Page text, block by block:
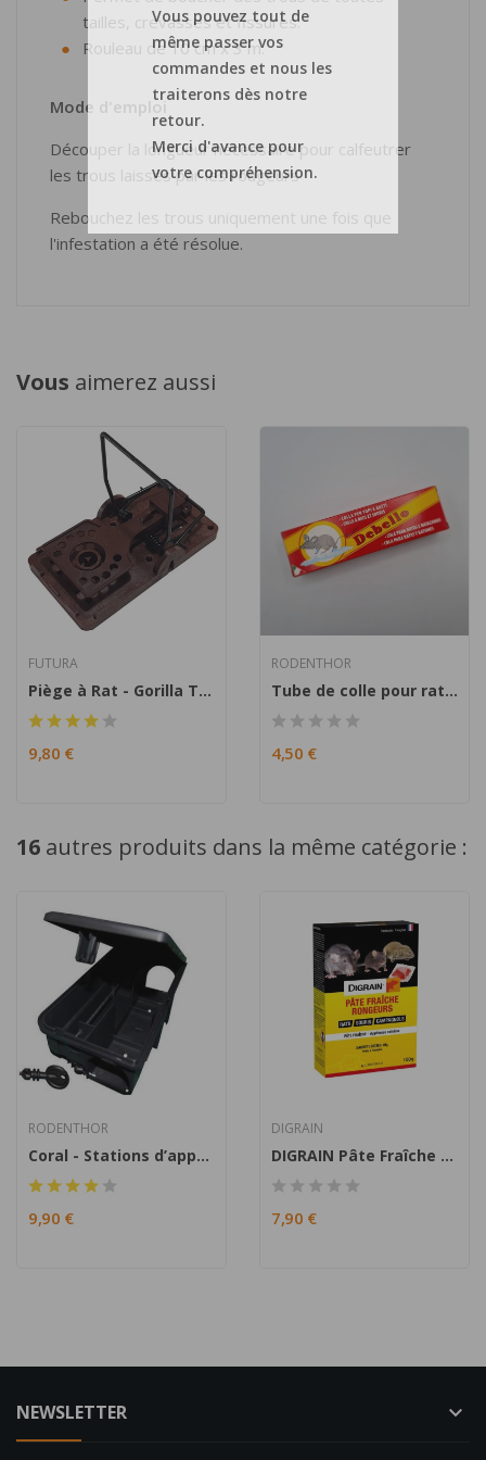
tailles, crevasses et fissures.
Rouleau de 10 cm x 3 m.
Mode d'emploi
Découper la longueur nécessaire pour calfeutrer
les trous laissés par les rougeurs
Rebouchez les trous uniquement une fois que
l'infestation a été résolue.
Vous aimerez aussi
FUTURA
Piège à Rat - Gorilla Trap
9,80 €
RODENTHOR
Tube de colle pour rat et souris "Debello"...
4,50 €
16 autres produits dans la même catégorie :
RODENTHOR
Coral - Stations d’appâtage compacte rats et...
9,90 €
DIGRAIN
DIGRAIN Pâte Fraîche Rongeurs 150g
7,90 €
NEWSLETTER keyboard_arrow_down
Vous pouvez tout de
même passer vos
commandes et nous les
traiterons dès notre
retour.
Merci d'avance pour
votre compréhension.